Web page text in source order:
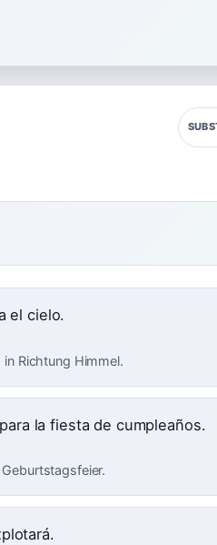
el cielo.
Richtung Himmel.
la fiesta de cumpleaños.